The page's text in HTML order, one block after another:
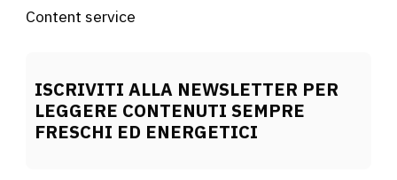
Content service
ISCRIVITI ALLA NEWSLETTER PER
LEGGERE CONTENUTI SEMPRE
FRESCHI ED ENERGETICI